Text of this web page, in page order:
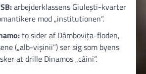
arbejderklassens Giulești-kvarter
mod „institutionen”.
to sider af Dâmbovița-floden,
(„alb-vișinii”) ser sig som byens
at drille Dinamos „câini”.